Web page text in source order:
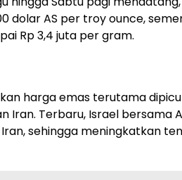
dolar AS per troy ounce,
Rp 3,4 juta per gram.
harga emas terutama
Iran. Terbaru, Israel bersama
sehingga meningkatkan